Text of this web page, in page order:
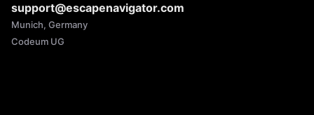
support@escapenavigator.com
Munich, Germany
Codeum UG